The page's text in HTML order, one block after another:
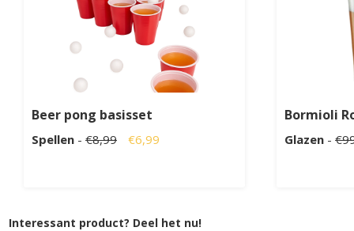
Beer pong basisset
Spellen - €8,99 €6,99
Bormioli
Glazen -
Interessant product? Deel het nu!